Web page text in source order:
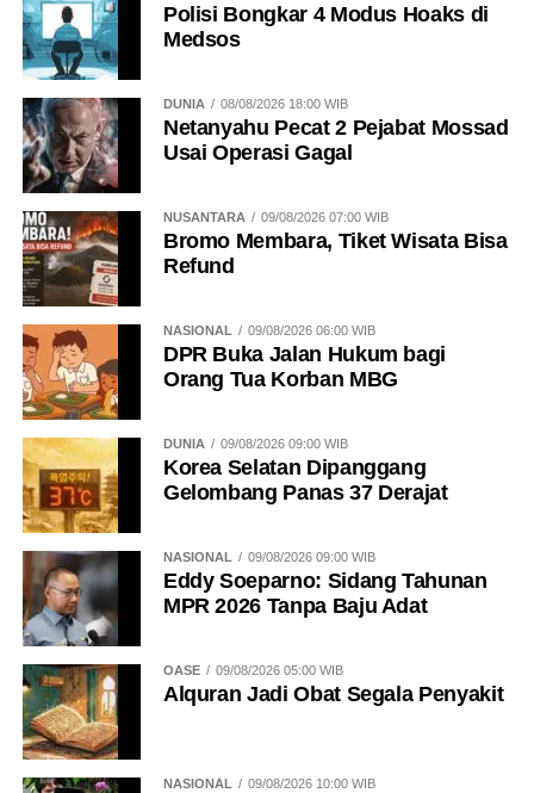
Polisi Bongkar 4 Modus Hoaks di
Medsos
DUNIA 08/08/2026 18:00 WIB
Netanyahu Pecat 2 Pejabat Mossad
Usai Operasi Gagal
NUSANTARA 09/08/2026 07:00 WIB
Bromo Membara, Tiket Wisata Bisa
Refund
NASIONAL 09/08/2026 06:00 WIB
DPR Buka Jalan Hukum bagi
Orang Tua Korban MBG
DUNIA 09/08/2026 09:00 WIB
Korea Selatan Dipanggang
Gelombang Panas 37 Derajat
NASIONAL 09/08/2026 09:00 WIB
Eddy Soeparno: Sidang Tahunan
MPR 2026 Tanpa Baju Adat
OASE 09/08/2026 05:00 WIB
Alquran Jadi Obat Segala Penyakit
NASIONAL 09/08/2026 10:00 WIB